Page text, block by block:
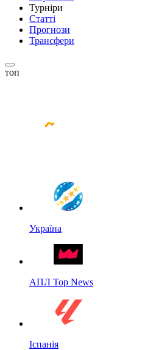
Турніри
Статті
Прогнози
Трансфери
топ
Україна
АПЛ Top News
Іспанія